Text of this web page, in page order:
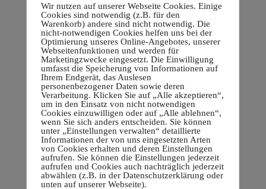
Wir nutzen auf unserer Webseite Cookies. Einige
Cookies sind notwendig (z.B. für den
Warenkorb) andere sind nicht notwendig. Die
nicht-notwendigen Cookies helfen uns bei der
Optimierung unseres Online-Angebotes, unserer
Webseitenfunktionen und werden für
Marketingzwecke eingesetzt. Die Einwilligung
umfasst die Speicherung von Informationen auf
Ihrem Endgerät, das Auslesen
personenbezogener Daten sowie deren
Verarbeitung. Klicken Sie auf „Alle akzeptieren“,
um in den Einsatz von nicht notwendigen
Cookies einzuwilligen oder auf „Alle ablehnen“,
wenn Sie sich anders entscheiden. Sie können
unter „Einstellungen verwalten“ detaillierte
Informationen der von uns eingesetzten Arten
von Cookies erhalten und deren Einstellungen
aufrufen. Sie können die Einstellungen jederzeit
aufrufen und Cookies auch nachträglich jederzeit
abwählen (z.B. in der Datenschutzerklärung oder
unten auf unserer Webseite).